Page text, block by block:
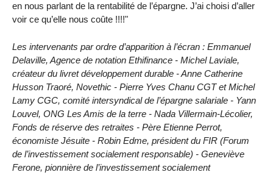
en nous parlant de la rentabilité de l’épargne. J’ai choisi d’aller
voir ce qu’elle nous coûte !!!!"
Les intervenants par ordre d’apparition à l’écran : Emmanuel
Delaville, Agence de notation Ethifinance - Michel Laviale,
créateur du livret développement durable - Anne Catherine
Husson Traoré, Novethic - Pierre Yves Chanu CGT et Michel
Lamy CGC, comité intersyndical de l’épargne salariale - Yann
Louvel, ONG Les Amis de la terre - Nada Villermain-Lécolier,
Fonds de réserve des retraites - Père Etienne Perrot,
économiste Jésuite - Robin Edme, président du FIR (Forum
de l’investissement socialement responsable) - Geneviève
Ferone, pionnière de l’investissement socialement